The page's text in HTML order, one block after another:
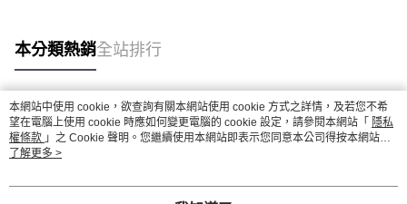
本分類熱銷全站排行
熱門標籤
本網站中使用 cookie，欲查詢有關本網站使用 cookie 方式之詳情，及若您不希
望在電腦上使用 cookie 時應如何變更電腦的 cookie 設定，請參閱本網站「 隱私
權條款 」之 Cookie 聲明。您繼續使用本網站即表示您同意本公司得按本網站使
用條款之 Cookie 聲明使用 cookie。
了解更多 >